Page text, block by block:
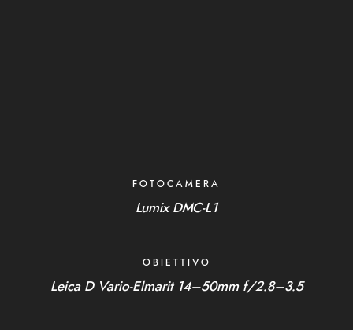
FOTOCAMERA
Lumix DMC-L1
OBIETTIVO
Leica D Vario-Elmarit 14–50mm f/2.8–3.5